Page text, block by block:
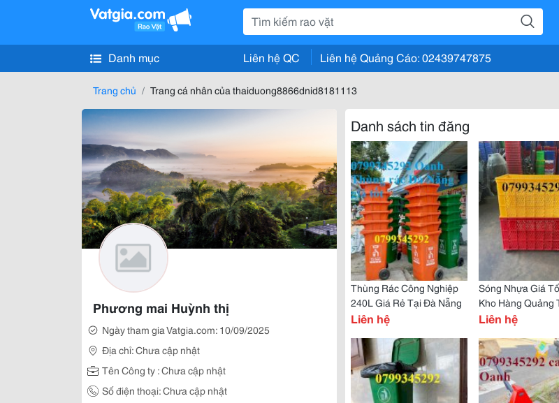
Danh mục Liên hệ QC Liên hệ Quảng Cáo: 02439747875
Trang chủ Trang cá nhân của thaiduong8866dnid8181113
Phương mai Huỳnh thị
Ngày tham gia Vatgia.com: 10/09/2025
Địa chỉ: Chưa cập nhật
Tên Công ty : Chưa cập nhật
Số điện thoại: Chưa cập nhật
Danh sách tin đăng
Thùng Rác Công Nghiệp
240L Giá Rẻ Tại Đà Nẵng
Liên hệ
Sóng Nhựa Giá
Kho Hàng Quảng
Liên hệ